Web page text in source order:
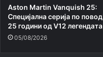
Aston Martin Vanquish 25:
Специјална серија по повод
25 години од V12 легендата
05/08/2026